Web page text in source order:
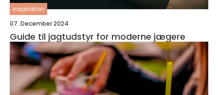
inspiration
07. December 2024
Guide til jagtudstyr for moderne jægere